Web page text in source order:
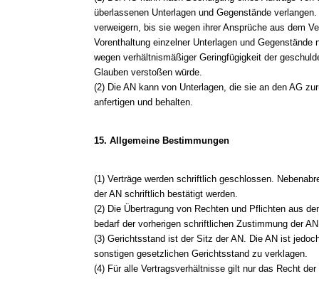
überlassenen Unterlagen und Gegenstände
verweigern, bis sie wegen ihrer Ansprüche aus dem
Vorenthaltung einzelner Unterlagen und Gegenstände
wegen verhältnismäßiger Geringfügigkeit der
Glauben verstoßen würde.
(2) Die AN kann von Unterlagen, die sie an den AG
anfertigen und behalten.
15. Allgemeine Bestimmungen
(1) Verträge werden schriftlich geschlossen.
der AN schriftlich bestätigt werden.
(2) Die Übertragung von Rechten und Pflichten aus
bedarf der vorherigen schriftlichen Zustimmung der
(3) Gerichtsstand ist der Sitz der AN. Die AN ist
sonstigen gesetzlichen Gerichtsstand zu verklagen.
(4) Für alle Vertragsverhältnisse gilt nur das Recht